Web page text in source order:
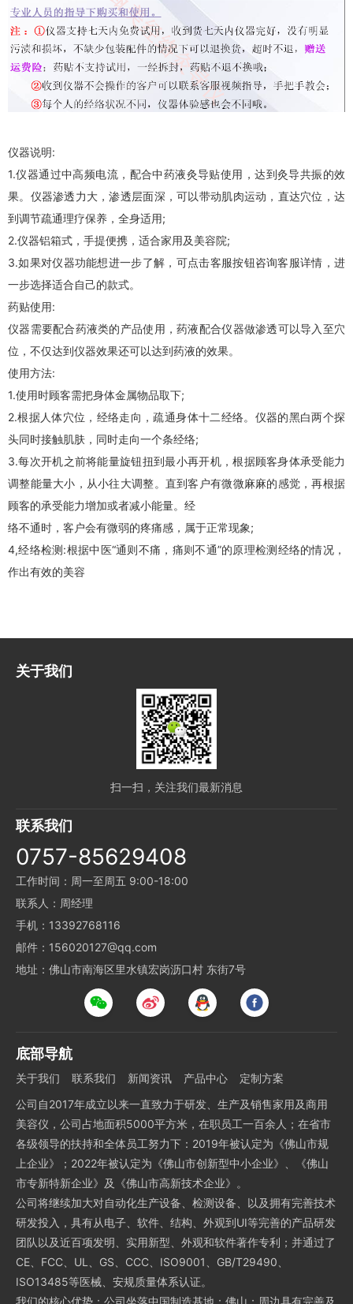
仪器说明:
1.仪器通过中高频电流，配合中药液灸导贴使用，达到灸导共振的效
果。仪器渗透力大，渗透层面深，可以带动肌肉运动，直达穴位，达
到调节疏通理疗保养，全身适用;
2.仪器铝箱式，手提便携，适合家用及美容院;
3.如果对仪器功能想进一步了解，可点击客服按钮咨询客服详情，进
一步选择适合自己的款式。
药贴使用:
仪器需要配合药液类的产品使用，药液配合仪器做渗透可以导入至穴
位，不仅达到仪器效果还可以达到药液的效果。
使用方法:
1.使用时顾客需把身体金属物品取下;
2.根据人体穴位，经络走向，疏通身体十二经络。仪器的黑白两个探
头同时接触肌肤，同时走向一个条经络;
3.每次开机之前将能量旋钮扭到最小再开机，根据顾客身体承受能力
调整能量大小，从小往大调整。直到客户有微微麻麻的感觉，再根据
顾客的承受能力增加或者减小能量。经
络不通时，客户会有微弱的疼痛感，属于正常现象;
4,经络检测:根据中医“通则不痛，痛则不通”的原理检测经络的情况，
作出有效的美容
关于我们
扫一扫，关注我们最新消息
联系我们
0757-85629408
工作时间：周一至周五 9:00-18:00
联系人：周经理
手机：13392768116
邮件：156020127@qq.com
地址：佛山市南海区里水镇宏岗沥口村 东街7号
底部导航
关于我们 联系我们 新闻资讯 产品中心
定制方案
公司自2017年成立以来一直致力于研发、生产及销售家用及商用
美容仪，公司占地面积5000平方米，在职员工一百余人；在省市
各级领导的扶持和全体员工努力下：2019年被认定为《佛山市规
上企业》；2022年被认定为《佛山市创新型中小企业》、《佛山
市专新特新企业》及《佛山市高新技术企业》。
公司将继续加大对自动化生产设备、检测设备、以及拥有完善技术
研发投入，具有从电子、软件、结构、外观到UI等完善的产品研发
团队以及近百项发明、实用新型、外观和软件著作专利；并通过了
CE、FCC、UL、GS、CCC、ISO9001、GB/T29490、
ISO13485等医械、安规质量体系认证。